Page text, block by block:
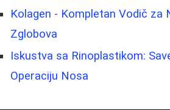
Kolagen - Kompletan Vodič za
Zglobova
Iskustva sa Rinoplastikom:
Operaciju Nosa